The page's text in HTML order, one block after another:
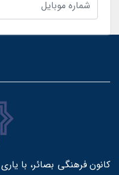
کانون فرهنگی بصائر، با